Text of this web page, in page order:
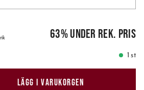
319,00 kr
63%under rek. pris
1 st
LÄGG I VARUKORGEN